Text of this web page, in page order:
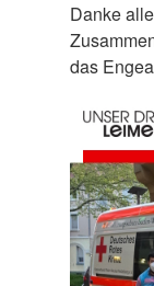
Danke
das